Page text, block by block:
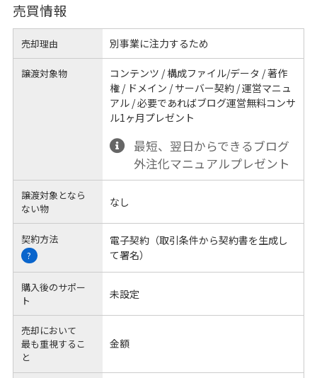
売買情報
売却理由 別事業に注力するため
譲渡対象物
コンテンツ / 構成ファイル/データ / 著作
権 / ドメイン / サーバー契約 / 運営マニュ
アル / 必要であればブログ運営無料コンサ
ル1ヶ月プレゼント
最短、翌日からできるブログ
外注化マニュアルプレゼント
譲渡対象となら
ない物
なし
契約方法
?
電子契約（取引条件から契約書を生成し
て署名）
購入後のサポー
ト
未設定
売却において
最も重視するこ
と
金額